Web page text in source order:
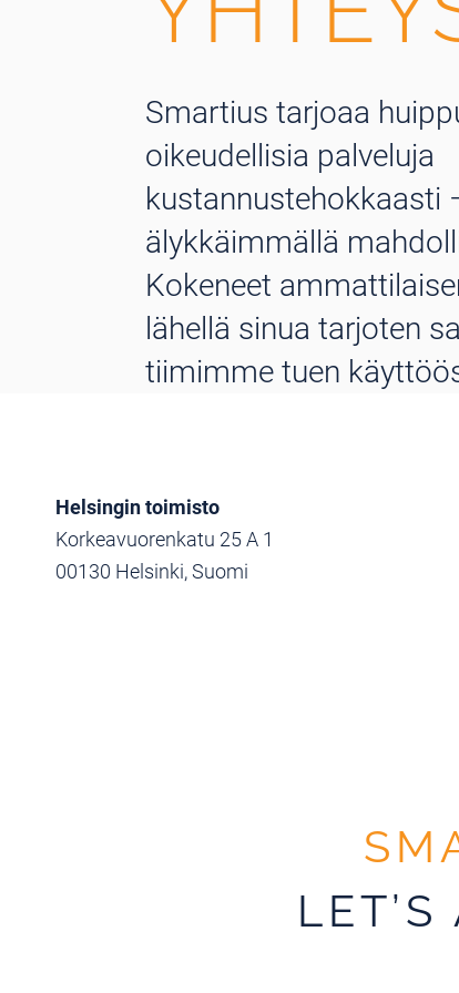
Smartius tarjoaa
oikeudellisia palveluja
kustannustehokkaasti
älykkäimmällä
Kokeneet
lähellä sinua tarjoten
tiimimme tuen
Helsingin toimisto
Korkeavuorenkatu 25 A 1
00130 Helsinki, Suomi